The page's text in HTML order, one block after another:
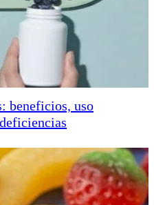
beneficios, uso